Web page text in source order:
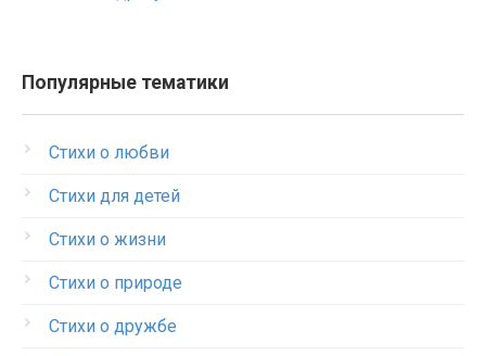
Популярные тематики
Стихи о любви
Стихи для детей
Стихи о жизни
Стихи о природе
Стихи о дружбе